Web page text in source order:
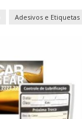
Adesivos e Etiquetas